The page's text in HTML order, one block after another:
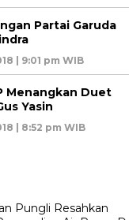
Partai Garuda
| 9:01 pm WIB
Menangkan Duet
Yasin
| 8:52 pm WIB